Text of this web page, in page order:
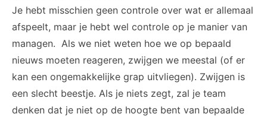
Je hebt misschien geen controle over wat er allemaal
afspeelt, maar je hebt wel controle op je manier van
managen. Als we niet weten hoe we op bepaald
nieuws moeten reageren, zwijgen we meestal (of er
kan een ongemakkelijke grap uitvliegen). Zwijgen is
een slecht beestje. Als je niets zegt, zal je team
denken dat je niet op de hoogte bent van bepaalde